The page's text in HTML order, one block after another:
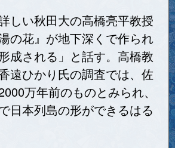
しい秋田大の高橋亮平教授
の花』が地下深くで作られ
成される」と話す。高橋教
遠ひかり氏の調査では、佐
万年前のものとみられ、
日本列島の形ができるはる